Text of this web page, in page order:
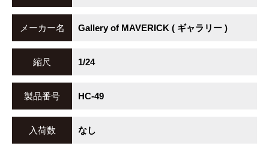
メーカー名 Gallery of MAVERICK ( ギャラリー )
縮尺 1/24
製品番号 HC-49
入荷数 なし